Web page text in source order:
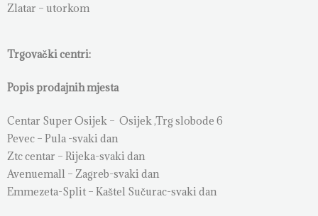
Zlatar – utorkom
Trgovački centri:
Popis prodajnih mjesta
Centar Super Osijek – Osijek ,Trg slobode 6
Pevec – Pula -svaki dan
Ztc centar – Rijeka-svaki dan
Avenuemall – Zagreb-svaki dan
Emmezeta-Split – Kaštel Sučurac-svaki dan